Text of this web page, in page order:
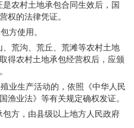
农村土地承包合同生效后，国
权的法律凭证。
方使用。
荒沟、荒丘、荒滩等农村土地
得农村土地承包经营权后，应颁
业生产活动的，依照《中华人民
渔业法》等有关规定确权发证。
方，由县级以上地方人民政府